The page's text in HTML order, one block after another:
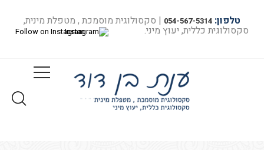
טלפון: 054-567-5314 | סקסולוגית מוסמכת , מטפלת מינית,
סקסולוגית כללית, יעוץ מיני. Follow on Instagram